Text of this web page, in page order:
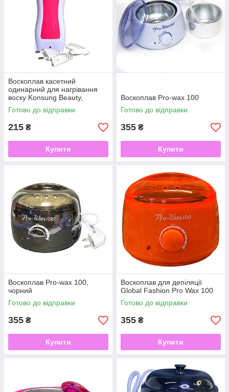
Воскоплав касетний
одинарний для нагрівання
воску Konsung Beauty,
рожевий
Готово до відправки
215 ₴
Купити
Воскоплав Pro-wax 100
Готово до відправки
355 ₴
Купити
Воскоплав Pro-wax 100,
чорний
Готово до відправки
355 ₴
Купити
Воскоплав для депіляції
Global Fashion Pro Wax 100
Готово до відправки
355 ₴
Купити